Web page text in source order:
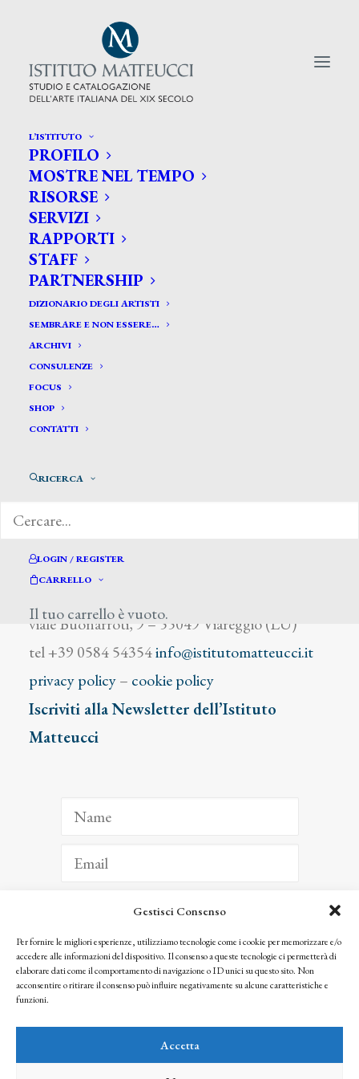
Gestisci Consenso
Per fornire le migliori esperienze, utilizziamo tecnologie come i cookie per memorizzare e/o
accedere alle informazioni del dispositivo. Il consenso a queste tecnologie ci permetterà di
elaborare dati come il comportamento di navigazione o ID unici su questo sito. Non
acconsentire o ritirare il consenso può influire negativamente su alcune caratteristiche e
funzioni.
Accetta
L’ISTITUTO
PROFILO
MOSTRE NEL TEMPO
RISORSE
SERVIZI
RAPPORTI
STAFF
PARTNERSHIP
DIZIONARIO DEGLI ARTISTI
SEMBRARE E NON ESSERE…
ARCHIVI
CONSULENZE
FOCUS
SHOP
CONTATTI
RICERCA
LOGIN / REGISTER
CARRELLO
Il tuo carrello è vuoto.
CERCA TRA GLI ARTISTI:
Search
for:
Russignol
viale Buonarroti, 9 – 55049 Viareggio (LU)
tel +39 0584 54354info@istitutomatteucci.it
privacy policy– cookie policy
Iscriviti alla Newsletter dell’Istituto
Matteucci
ISCRIVITI
Facendo clic per iscriverti, riconosci che le tue informazioni saranno trattate
seguendo la nostra Privacy Policy
© 2025 Istituto Matteucci. All right reserved
l’autorizzazione scritta dei proprietari dei diritti e dell’Istituto Matteucci